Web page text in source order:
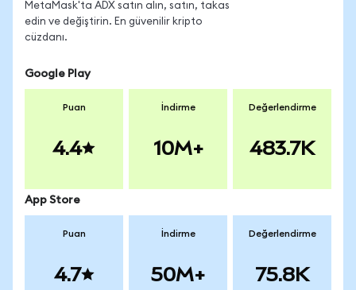
MetaMask'ta ADX satın alın, satın, takas
edin ve değiştirin. En güvenilir kripto
cüzdanı.
Google Play
Puan
4.4
İndirme
10M+
Değerlendirme
483.7K
App Store
Puan
4.7
İndirme
50M+
Değerlendirme
75.8K